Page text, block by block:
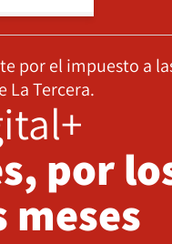
por el impuesto a
La Tercera.
por